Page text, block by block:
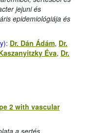
jejuni és
epidemiológiája és
: Dr. Dán Ádám, Dr.
Éva, Dr.
2 with vascular